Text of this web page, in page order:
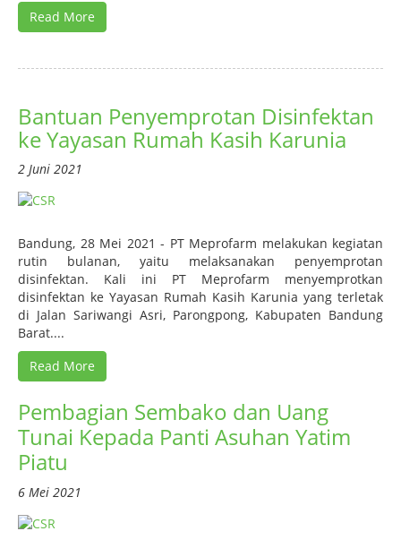
Read More
Bantuan Penyemprotan Disinfektan
ke Yayasan Rumah Kasih Karunia
2 Juni 2021
Bandung, 28 Mei 2021 - PT Meprofarm melakukan kegiatan
rutin bulanan, yaitu melaksanakan penyemprotan
disinfektan. Kali ini PT Meprofarm menyemprotkan
disinfektan ke Yayasan Rumah Kasih Karunia yang terletak
di Jalan Sariwangi Asri, Parongpong, Kabupaten Bandung
Barat....
Read More
Pembagian Sembako dan Uang
Tunai Kepada Panti Asuhan Yatim
Piatu
6 Mei 2021